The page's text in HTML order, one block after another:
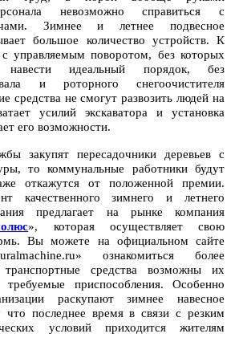
невозможно справиться с
Зимнее и летнее подвесное
большое количество устройств. К
управляемым поворотом, без которых
идеальный порядок, без
и роторного снегоочистителя
средства не смогут развозить людей на
усилий экскаватора и установка
его возможности.
закупят пересадочники деревьев с
то коммунальные работники будут
откажутся от положенной премии.
качественного зимнего и летнего
предлагает на рынке компания
», которая осуществляет свою
Вы можете на официальном сайте
ознакомиться более
средства возможны их
требуемые приспособления. Особенно
раскупают зимнее навесное
что последнее время в связи с резким
условий приходится жителям